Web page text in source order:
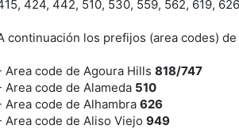
424, 442, 510, 530, 559, 562, 619,
continuación los prefijos (area codes)
Area code de Agoura Hills 818/747
Area code de Alameda 510
Area code de Alhambra 626
Area code de Aliso Viejo 949